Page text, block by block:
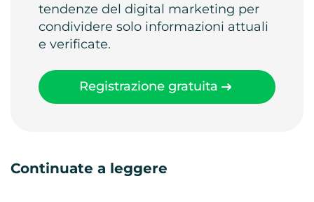
tendenze del digital marketing per
condividere solo informazioni attuali
e verificate.
Registrazione gratuita
Continuate a leggere